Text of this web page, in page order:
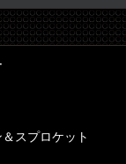
スプロケット